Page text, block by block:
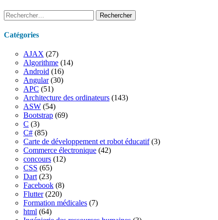
Rechercher :
Catégories
AJAX (27)
Algorithme (14)
Android (16)
Angular(30)
APC (51)
Architecture des ordinateurs (143)
ASW (54)
Bootstrap (69)
C (3)
C# (85)
Carte de développement et robot éducatif(3)
Commerce électronique (42)
concours (12)
CSS (65)
Dart (23)
Facebook (8)
Flutter(220)
Formation médicales (7)
html (64)